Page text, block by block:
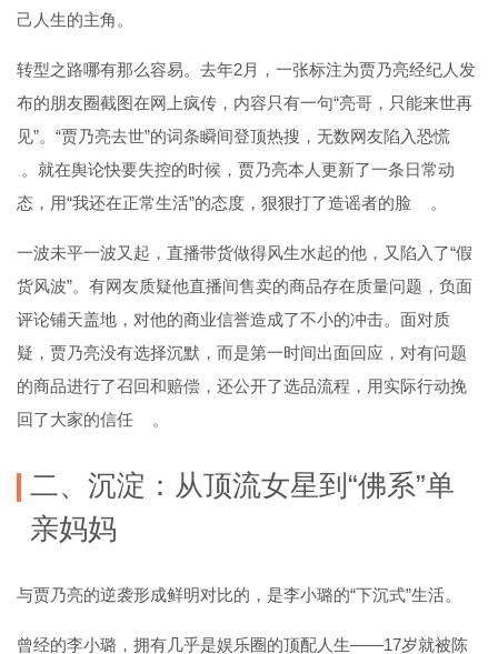
己人生的主角。
转型之路哪有那么容易。去年2月，一张标注为贾乃亮经纪人发
布的朋友圈截图在网上疯传，内容只有一句“亮哥，只能来世再
见”。“贾乃亮去世”的词条瞬间登顶热搜，无数网友陷入恐慌
。就在舆论快要失控的时候，贾乃亮本人更新了一条日常动
态，用“我还在正常生活”的态度，狠狠打了造谣者的脸
。
一波未平一波又起，直播带货做得风生水起的他，又陷入了“假
货风波”。有网友质疑他直播间售卖的商品存在质量问题，负面
评论铺天盖地，对他的商业信誉造成了不小的冲击。面对质
疑，贾乃亮没有选择沉默，而是第一时间出面回应，对有问题
的商品进行了召回和赔偿，还公开了选品流程，用实际行动挽
回了大家的信任
。
二、沉淀：从顶流女星到“佛系”单
亲妈妈
与贾乃亮的逆袭形成鲜明对比的，是李小璐的“下沉式”生活。
曾经的李小璐，拥有几乎是娱乐圈的顶配人生——17岁就被陈